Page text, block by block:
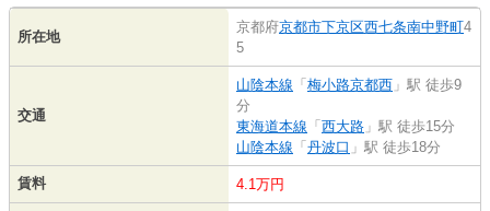
所在地
京都府京都市下京区西七条南中野町4
5
交通
山陰本線 「 梅小路京都西 」駅 徒歩9
分
東海道本線 「 西大路 」駅 徒歩15分
山陰本線 「 丹波口 」駅 徒歩18分
賃料 4.1万円